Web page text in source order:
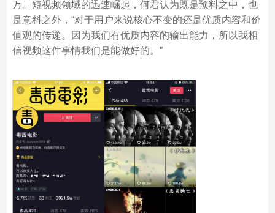
万。短视频领域的迅速崛起，何君认为既是预料之中，也
是意料之外，“对于用户来说核心不变的还是优质内容和价
值观的传递。因为我们有优质内容的输出能力，所以我相
信视频这件事情我们是能做好的。”